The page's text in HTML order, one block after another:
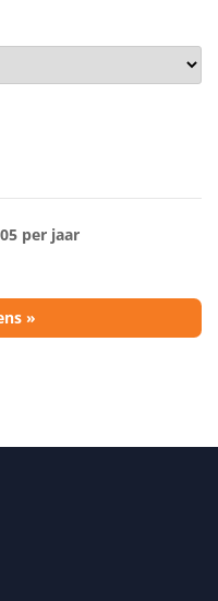
per jaar
»